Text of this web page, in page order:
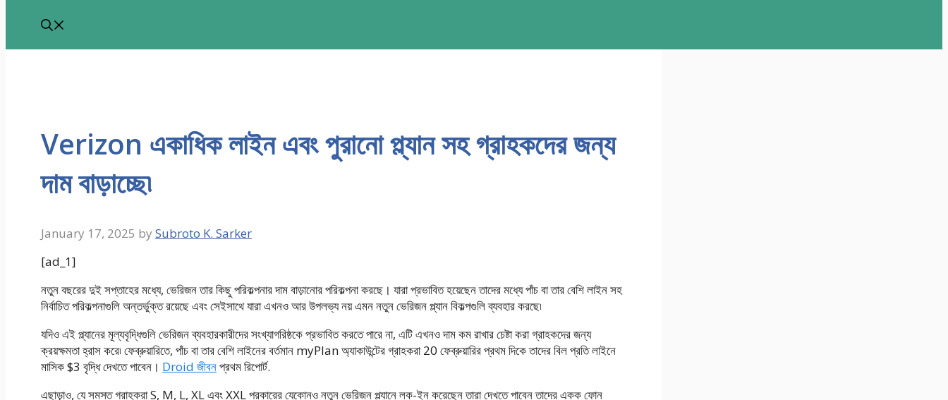
Verizon একাধিক লাইন এবং পুরানো প্ল্যান সহ গ্রাহকদের জন্য
দাম বাড়াচ্ছে৷
January 17, 2025 by Subroto K. Sarker
[ad_1]
নতুন বছরের দুই সপ্তাহের মধ্যে, ভেরিজন তার কিছু পরিকল্পনার দাম বাড়ানোর পরিকল্পনা করছে। যারা প্রভাবিত হয়েছেন তাদের মধ্যে পাঁচ বা তার বেশি লাইন সহ
নির্বাচিত পরিকল্পনাগুলি অন্তর্ভুক্ত রয়েছে এবং সেইসাথে যারা এখনও আর উপলভ্য নয় এমন নতুন ভেরিজন প্ল্যান বিকল্পগুলি ব্যবহার করছে৷
যদিও এই প্ল্যানের মূল্যবৃদ্ধিগুলি ভেরিজন ব্যবহারকারীদের সংখ্যাগরিষ্ঠকে প্রভাবিত করতে পারে না, এটি এখনও দাম কম রাখার চেষ্টা করা গ্রাহকদের জন্য
ক্রয়ক্ষমতা হ্রাস করে৷ ফেব্রুয়ারিতে, পাঁচ বা তার বেশি লাইনের বর্তমান myPlan অ্যাকাউন্টের গ্রাহকরা 20 ফেব্রুয়ারির প্রথম দিকে তাদের বিল প্রতি লাইনে
মাসিক $3 বৃদ্ধি দেখতে পাবেন। Droid জীবনপ্রথম রিপোর্ট.
এছাড়াও, যে সমস্ত গ্রাহকরা S, M, L, XL এবং XXL প্রকারের যেকোনও নতুন ভেরিজন প্ল্যানে লক-ইন করেছেন তারা দেখতে পাবেন তাদের একক ফোন